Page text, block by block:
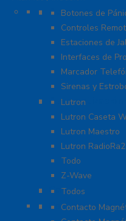
Accesorios
Botones de
Controles
Estaciones de
Interfaces de
Marcador
Sirenas y
Automatización
Lutron
Lutron Caseta
Lutron Maestro
Lutron RadioRa2
Todo
Z-Wave
Cables
Todos
Contactos
Contacto